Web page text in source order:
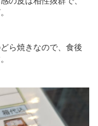
ら焼きなので、食後